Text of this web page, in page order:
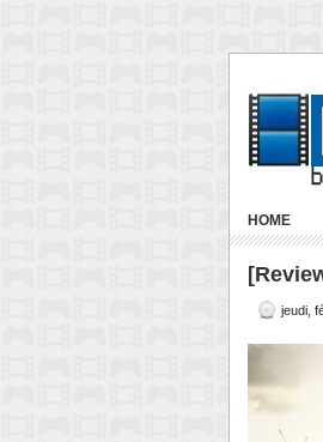
HOME
jeudi,